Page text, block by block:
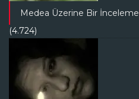
Medea Üzerine Bir İnceleme
(4.724)